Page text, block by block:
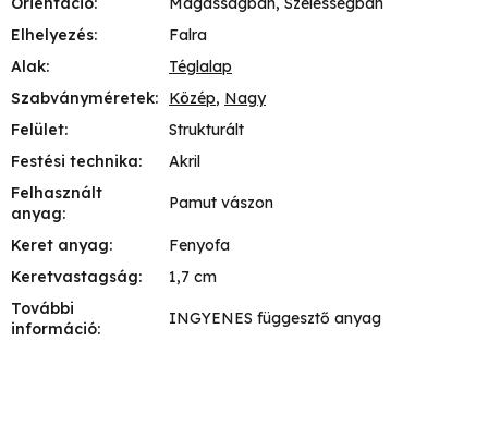
Elhelyezés:
Falra
Alak:
Téglalap
Szabványméretek: Közép, Nagy
Felület:
Strukturált
Festési technika:
Akril
Felhasznált
anyag:
Pamut vászon
Keret anyag:
Fenyofa
Keretvastagság:
1,7 cm
További
információ:
INGYENES függesztő anyag